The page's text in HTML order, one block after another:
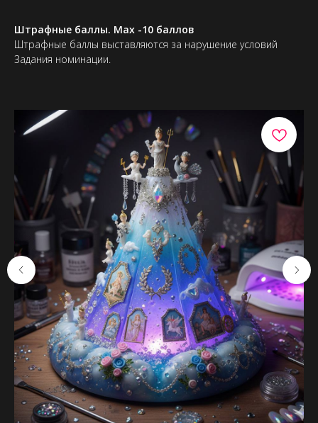
Штрафные баллы. Max -10 баллов
Штрафные баллы выставляются за нарушение условий
Задания номинации.